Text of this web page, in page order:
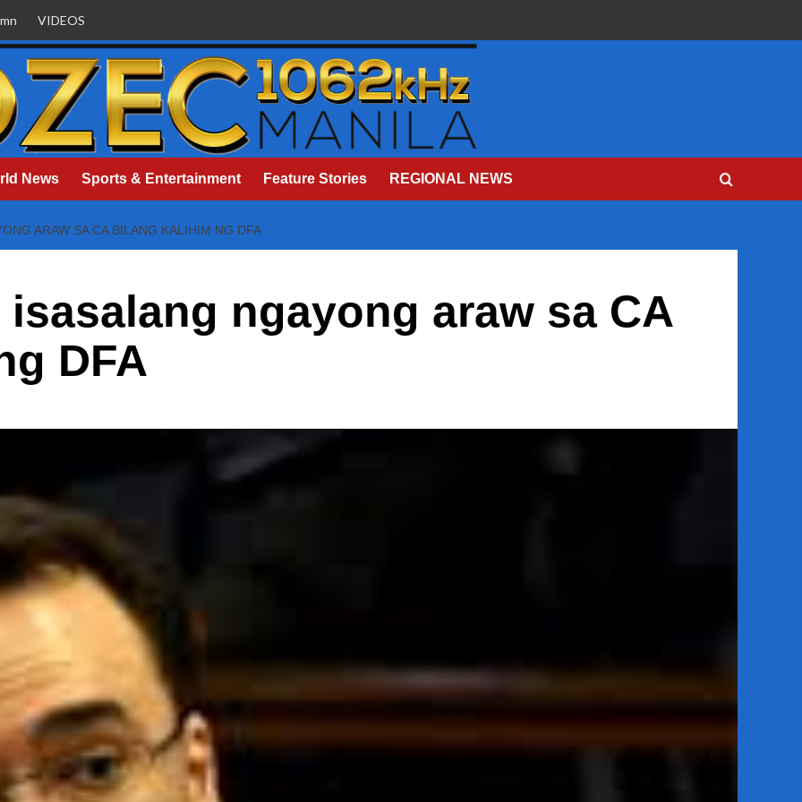
VIDEOS
News Sports & Entertainment Feature Stories REGIONAL NEWS
ARAW SA CA BILANG KALIHIM NG DFA
ngayong araw sa CA
DFA